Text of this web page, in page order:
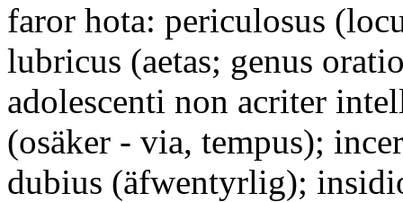
faror hota: periculosus
lubricus (aetas; genus
adolescenti non acriter
(osäker - via, tempus);
dubius (äfwentyrlig);